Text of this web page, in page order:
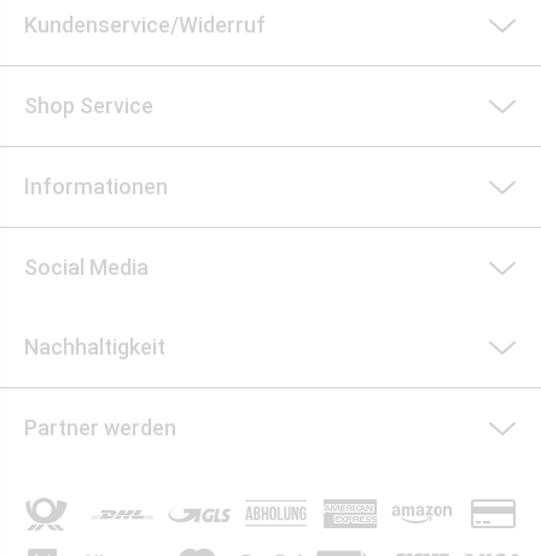
Kundenservice/Widerruf
Shop Service
Informationen
Social Media
Nachhaltigkeit
Partner werden